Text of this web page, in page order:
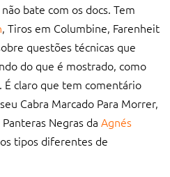
bate com os docs. Tem
, Tiros em Columbine, Farenheit
questões técnicas que
do que é mostrado, como
É claro que tem comentário
Cabra Marcado Para Morrer,
Negras da Agnés
tipos diferentes de